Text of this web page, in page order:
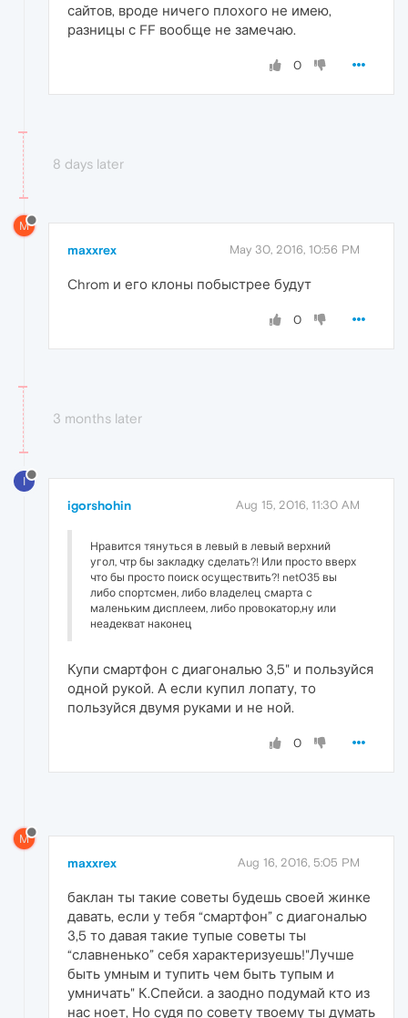
сайтов, вроде ничего плохого не имею,
разницы с FF вообще не замечаю.
0
8 days later
M
maxxrex May 30, 2016, 10:56 PM
Chrom и его клоны побыстрее будут
0
3 months later
I
igorshohin Aug 15, 2016, 11:30 AM
Нравится тянуться в левый в левый верхний
угол, чтр бы закладку сделать?! Или просто вверх
что бы просто поиск осуществить?! net035 вы
либо спортсмен, либо владелец смарта с
маленьким дисплеем, либо провокатор,ну или
неадекват наконец
Купи смартфон с диагональю 3,5" и пользуйся
одной рукой. А если купил лопату, то
пользуйся двумя руками и не ной.
0
M
maxxrex Aug 16, 2016, 5:05 PM
баклан ты такие советы будешь своей жинке
давать, если у тебя “смартфон” с диагональю
3,5 то давая такие тупые советы ты
“славненько” себя характеризуешь!"Лучше
быть умным и тупить чем быть тупым и
умничать" К.Спейси. а заодно подумай кто из
нас ноет, Но судя по совету твоему ты думать